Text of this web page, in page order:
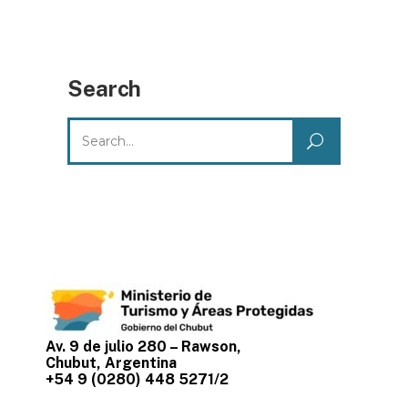
Search
Search
for:
Av. 9 de julio 280 – Rawson,
Chubut, Argentina
+54 9 (0280) 448 5271/2